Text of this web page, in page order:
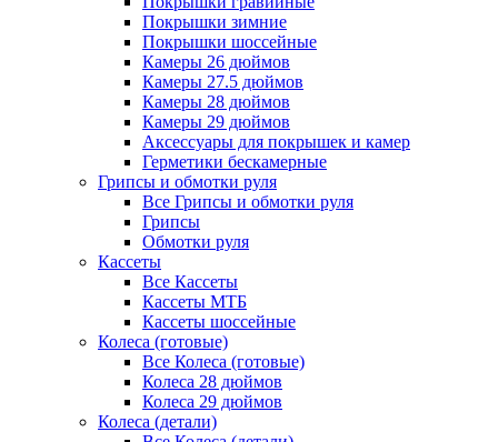
Покрышки зимние
Покрышки шоссейные
Камеры 26 дюймов
Камеры 27.5 дюймов
Камеры 28 дюймов
Камеры 29 дюймов
Аксессуары для покрышек и камер
Герметики бескамерные
Грипсы и обмотки руля
Все Грипсы и обмотки руля
Грипсы
Обмотки руля
Кассеты
Все Кассеты
Кассеты МТБ
Кассеты шоссейные
Колеса (готовые)
Все Колеса (готовые)
Колеса 28 дюймов
Колеса 29 дюймов
Колеса (детали)